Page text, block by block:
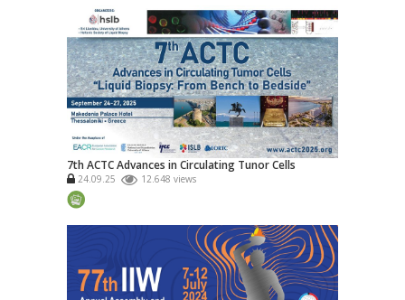
7th ACTC Advances in Circulating Tunor Cells
24.09.25 12.648 views